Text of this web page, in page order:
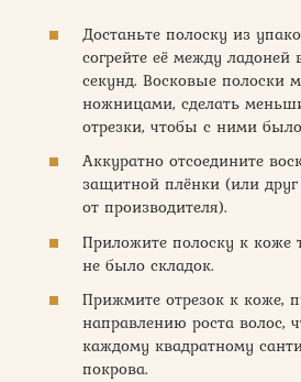
Достаньте полоску из
согрейте её между ладоней
секунд. Восковые полоски
ножницами, сделать
отрезки, чтобы с ними было
Аккуратно отсоедините
защитной плёнки (или
от производителя).
Приложите полоску к коже
не было складок.
Прижмите отрезок к коже,
направлению роста волос,
каждому квадратному
покрова.